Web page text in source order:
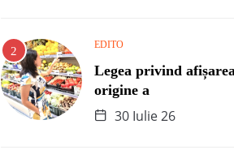
EDITO
Legea privind
origine a
30 Iulie 26